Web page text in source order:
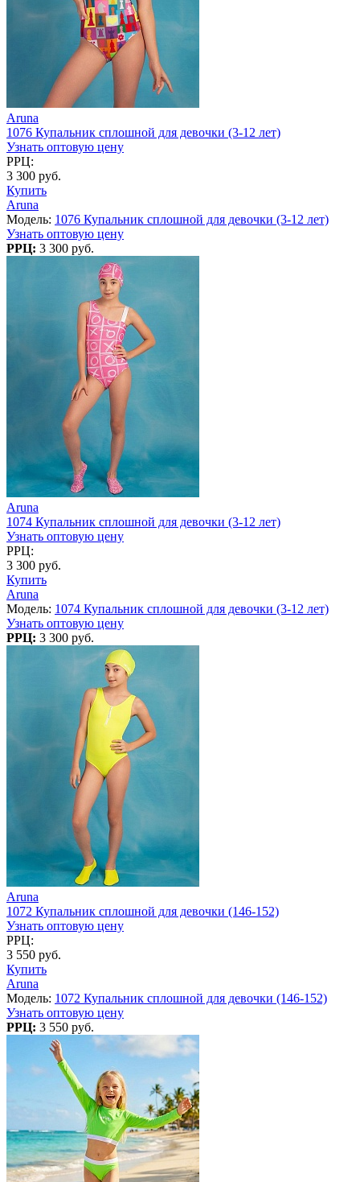
Aruna
1076 Купальник сплошной для девочки (3-12 лет)
Узнать оптовую цену
РРЦ:
3 300 руб.
Купить
Aruna
Модель: 1076 Купальник сплошной для девочки (3-12 лет)
Узнать оптовую цену
РРЦ: 3 300 руб.
Aruna
1074 Купальник сплошной для девочки (3-12 лет)
Узнать оптовую цену
РРЦ:
3 300 руб.
Купить
Aruna
Модель: 1074 Купальник сплошной для девочки (3-12 лет)
Узнать оптовую цену
РРЦ: 3 300 руб.
Aruna
1072 Купальник сплошной для девочки (146-152)
Узнать оптовую цену
РРЦ:
3 550 руб.
Купить
Aruna
Модель: 1072 Купальник сплошной для девочки (146-152)
Узнать оптовую цену
РРЦ: 3 550 руб.